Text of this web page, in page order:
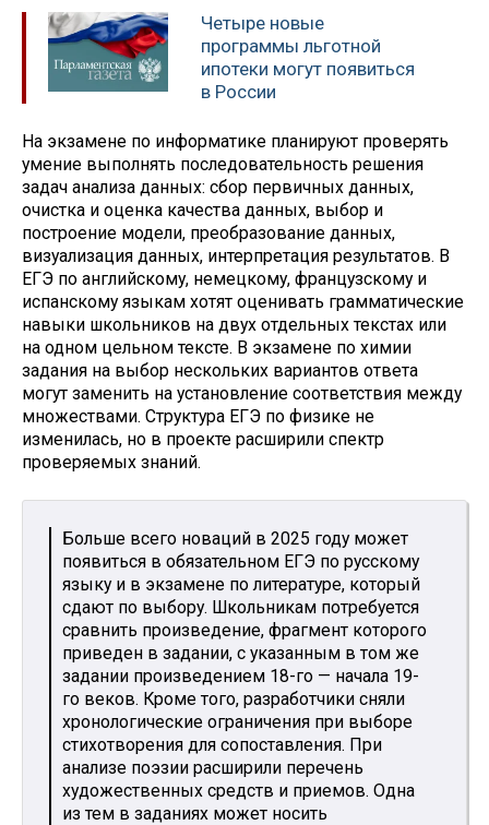
Четыре новые
программы льготной
ипотеки могут появиться
в России
На экзамене по информатике планируют проверять
умение выполнять последовательность решения
задач анализа данных: сбор первичных данных,
очистка и оценка качества данных, выбор и
построение модели, преобразование данных,
визуализация данных, интерпретация результатов. В
ЕГЭ по английскому, немецкому, французскому и
испанскому языкам хотят оценивать грамматические
навыки школьников на двух отдельных текстах или
на одном цельном тексте. В экзамене по химии
задания на выбор нескольких вариантов ответа
могут заменить на установление соответствия между
множествами. Структура ЕГЭ по физике не
изменилась, но в проекте расширили спектр
проверяемых знаний.
Больше всего новаций в 2025 году может
появиться в обязательном ЕГЭ по русскому
языку и в экзамене по литературе, который
сдают по выбору. Школьникам потребуется
сравнить произведение, фрагмент которого
приведен в задании, с указанным в том же
задании произведением 18-го — начала 19-
го веков. Кроме того, разработчики сняли
хронологические ограничения при выборе
стихотворения для сопоставления. При
анализе поэзии расширили перечень
художественных средств и приемов. Одна
из тем в заданиях может носить